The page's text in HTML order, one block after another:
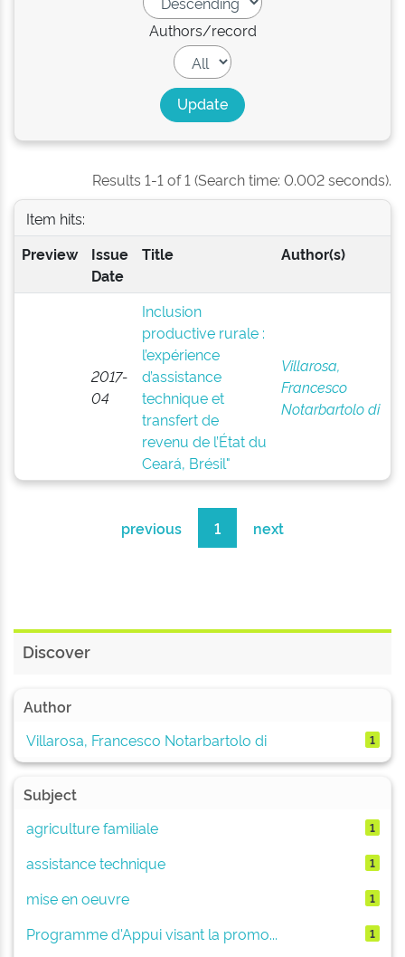
Authors/record
Results 1-1 of 1 (Search time: 0.002 seconds).
Item hits:
Preview
Issue
Date
Title Author(s)
2017-
04
Inclusion
productive rurale :
l’expérience
d’assistance
technique et
transfert de
revenu de l’État du
Ceará, Brésil"
Villarosa,
Francesco
Notarbartolo di
previous 1 next
Discover
Author
Villarosa, Francesco Notarbartolo di
1
Subject
agriculture familiale
1
assistance technique 1
mise en oeuvre 1
Programme d'Appui visant la promo... 1